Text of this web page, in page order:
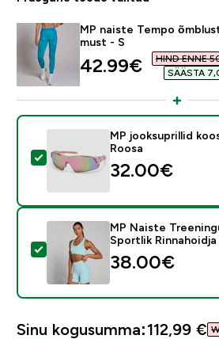
MP naiste Tempo
must - S
discounted
42.99€‎
HIND ENNE
SÄÄSTA
Vali see toode - MP
MP jooksuprillid
Roosa
32.00€‎
Vali see toode - MP Naiste
MP Naiste
Sportlik Rinnahoidja
38.00€‎
Sinu kogusumma:112,99 €‎